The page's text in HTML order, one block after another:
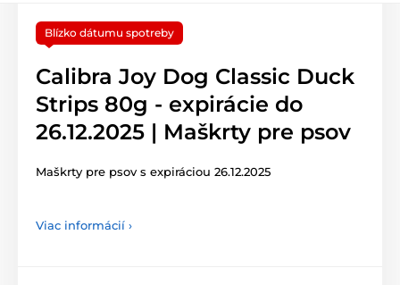
Blízko dátumu spotreby
Calibra Joy Dog Classic Duck
Strips 80g - expirácie do
26.12.2025 | Maškrty pre psov
Maškrty pre psov s expiráciou 26.12.2025
Viac informácií ›